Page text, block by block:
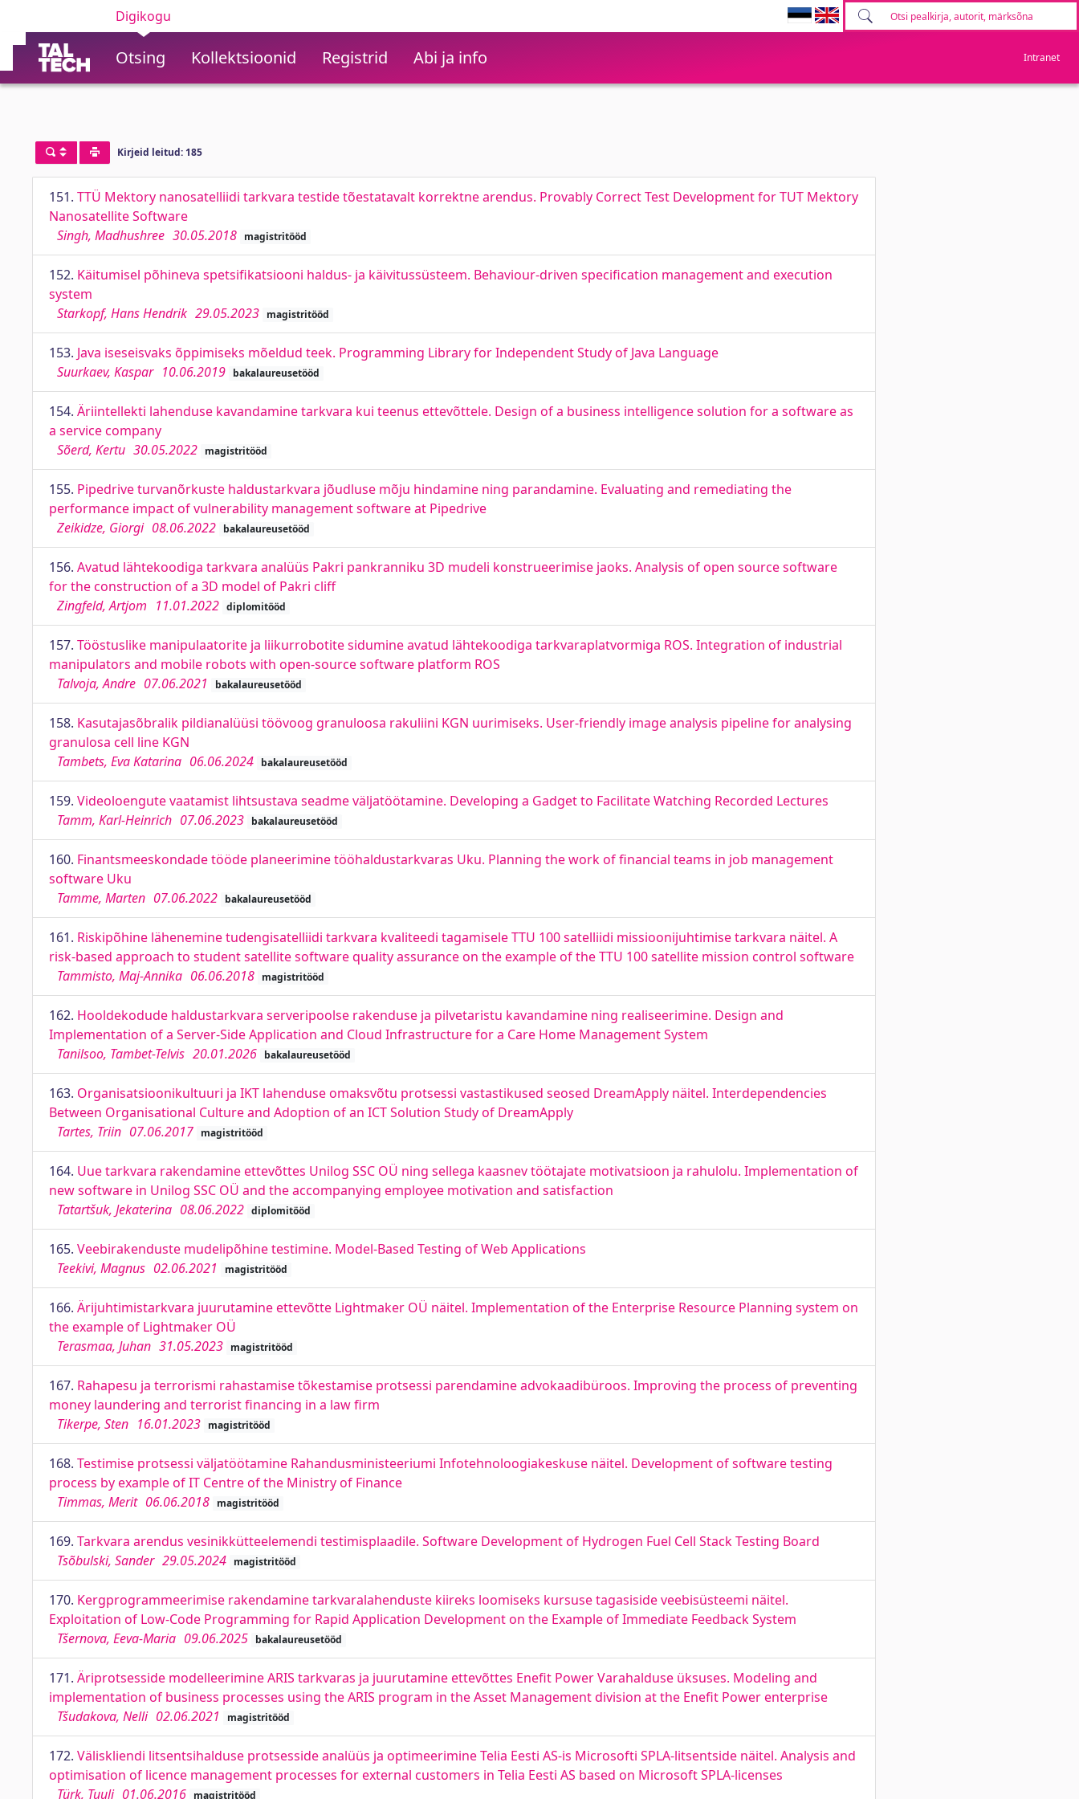
Digikogu
Otsing Kollektsioonid Registrid Abi ja info Intranet
Kirjeid leitud: 185
151. TTÜ Mektory nanosatelliidi tarkvara testide tõestatavalt korrektne arendus. Provably Correct Test Development for TUT Mektory
Nanosatellite Software
Singh, Madhushree 30.05.2018 magistritööd
152. Käitumisel põhineva spetsifikatsiooni haldus- ja käivitussüsteem. Behaviour-driven specification management and execution
system
Starkopf, Hans Hendrik 29.05.2023 magistritööd
153. Java iseseisvaks õppimiseks mõeldud teek. Programming Library for Independent Study of Java Language
Suurkaev, Kaspar 10.06.2019 bakalaureusetööd
154. Äriintellekti lahenduse kavandamine tarkvara kui teenus ettevõttele. Design of a business intelligence solution for a software as
a service company
Sõerd, Kertu 30.05.2022 magistritööd
155. Pipedrive turvanõrkuste haldustarkvara jõudluse mõju hindamine ning parandamine. Evaluating and remediating the
performance impact of vulnerability management software at Pipedrive
Zeikidze, Giorgi 08.06.2022 bakalaureusetööd
156. Avatud lähtekoodiga tarkvara analüüs Pakri pankranniku 3D mudeli konstrueerimise jaoks. Analysis of open source software
for the construction of a 3D model of Pakri cliff
Zingfeld, Artjom 11.01.2022 diplomitööd
157. Tööstuslike manipulaatorite ja liikurrobotite sidumine avatud lähtekoodiga tarkvaraplatvormiga ROS. Integration of industrial
manipulators and mobile robots with open-source software platform ROS
Talvoja, Andre 07.06.2021 bakalaureusetööd
158. Kasutajasõbralik pildianalüüsi töövoog granuloosa rakuliini KGN uurimiseks. User-friendly image analysis pipeline for analysing
granulosa cell line KGN
Tambets, Eva Katarina 06.06.2024 bakalaureusetööd
159. Videoloengute vaatamist lihtsustava seadme väljatöötamine. Developing a Gadget to Facilitate Watching Recorded Lectures
Tamm, Karl-Heinrich 07.06.2023 bakalaureusetööd
160. Finantsmeeskondade tööde planeerimine tööhaldustarkvaras Uku. Planning the work of financial teams in job management
software Uku
Tamme, Marten 07.06.2022 bakalaureusetööd
161. Riskipõhine lähenemine tudengisatelliidi tarkvara kvaliteedi tagamisele TTU 100 satelliidi missioonijuhtimise tarkvara näitel. A
risk-based approach to student satellite software quality assurance on the example of the TTU 100 satellite mission control software
Tammisto, Maj-Annika 06.06.2018 magistritööd
162. Hooldekodude haldustarkvara serveripoolse rakenduse ja pilvetaristu kavandamine ning realiseerimine. Design and
Implementation of a Server-Side Application and Cloud Infrastructure for a Care Home Management System
Tanilsoo, Tambet-Telvis 20.01.2026 bakalaureusetööd
163. Organisatsioonikultuuri ja IKT lahenduse omaksvõtu protsessi vastastikused seosed DreamApply näitel. Interdependencies
Between Organisational Culture and Adoption of an ICT Solution Study of DreamApply
Tartes, Triin 07.06.2017 magistritööd
164. Uue tarkvara rakendamine ettevõttes Unilog SSC OÜ ning sellega kaasnev töötajate motivatsioon ja rahulolu. Implementation of
new software in Unilog SSC OÜ and the accompanying employee motivation and satisfaction
Tatartšuk, Jekaterina 08.06.2022 diplomitööd
165. Veebirakenduste mudelipõhine testimine. Model-Based Testing of Web Applications
Teekivi, Magnus 02.06.2021 magistritööd
166. Ärijuhtimistarkvara juurutamine ettevõtte Lightmaker OÜ näitel. Implementation of the Enterprise Resource Planning system on
the example of Lightmaker OÜ
Terasmaa, Juhan 31.05.2023 magistritööd
167. Rahapesu ja terrorismi rahastamise tõkestamise protsessi parendamine advokaadibüroos. Improving the process of preventing
money laundering and terrorist financing in a law firm
Tikerpe, Sten 16.01.2023 magistritööd
168. Testimise protsessi väljatöötamine Rahandusministeeriumi Infotehnoloogiakeskuse näitel. Development of software testing
process by example of IT Centre of the Ministry of Finance
Timmas, Merit 06.06.2018 magistritööd
169. Tarkvara arendus vesinikkütteelemendi testimisplaadile. Software Development of Hydrogen Fuel Cell Stack Testing Board
Tsõbulski, Sander 29.05.2024 magistritööd
170. Kergprogrammeerimise rakendamine tarkvaralahenduste kiireks loomiseks kursuse tagasiside veebisüsteemi näitel.
Exploitation of Low-Code Programming for Rapid Application Development on the Example of Immediate Feedback System
Tšernova, Eeva-Maria 09.06.2025 bakalaureusetööd
171. Äriprotsesside modelleerimine ARIS tarkvaras ja juurutamine ettevõttes Enefit Power Varahalduse üksuses. Modeling and
implementation of business processes using the ARIS program in the Asset Management division at the Enefit Power enterprise
Tšudakova, Nelli 02.06.2021 magistritööd
172. Väliskliendi litsentsihalduse protsesside analüüs ja optimeerimine Telia Eesti AS-is Microsofti SPLA-litsentside näitel. Analysis and
optimisation of licence management processes for external customers in Telia Eesti AS based on Microsoft SPLA-licenses
Türk, Tuuli 01.06.2016 magistritööd